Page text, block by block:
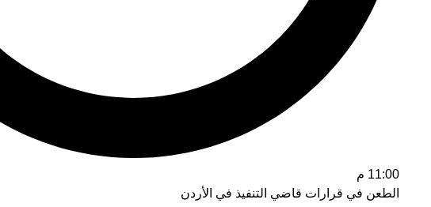
11:00 م
الطعن في قرارات قاضي التنفيذ في الأردن